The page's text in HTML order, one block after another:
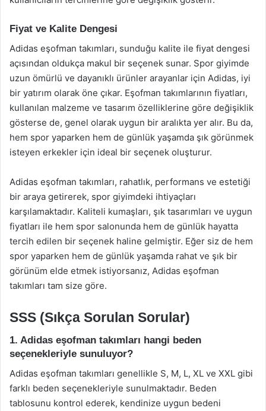
Fiyat ve Kalite Dengesi
Adidas eşofman takımları, sunduğu kalite ile fiyat dengesi
açısından oldukça makul bir seçenek sunar. Spor giyimde
uzun ömürlü ve dayanıklı ürünler arayanlar için Adidas, iyi
bir yatırım olarak öne çıkar. Eşofman takımlarının fiyatları,
kullanılan malzeme ve tasarım özelliklerine göre değişiklik
gösterse de, genel olarak uygun bir aralıkta yer alır. Bu da,
hem spor yaparken hem de günlük yaşamda şık görünmek
isteyen erkekler için ideal bir seçenek oluşturur.
Adidas eşofman takımları, rahatlık, performans ve estetiği
bir araya getirerek, spor giyimdeki ihtiyaçları
karşılamaktadır. Kaliteli kumaşları, şık tasarımları ve uygun
fiyatları ile hem spor salonunda hem de günlük hayatta
tercih edilen bir seçenek haline gelmiştir. Eğer siz de hem
spor yaparken hem de günlük yaşamda rahat ve şık bir
görünüm elde etmek istiyorsanız, Adidas eşofman
takımları tam size göre.
SSS (Sıkça Sorulan Sorular)
1. Adidas eşofman takımları hangi beden
seçenekleriyle sunuluyor?
Adidas eşofman takımları genellikle S, M, L, XL ve XXL gibi
farklı beden seçenekleriyle sunulmaktadır. Beden
tablosunu kontrol ederek, kendinize uygun bedeni